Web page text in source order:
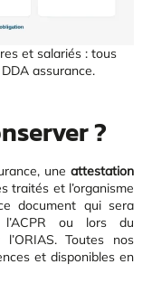
et salariés : tous
assurance.
?
une attestation
traités et l’organisme
document qui sera
ou lors du
Toutes nos
et disponibles en